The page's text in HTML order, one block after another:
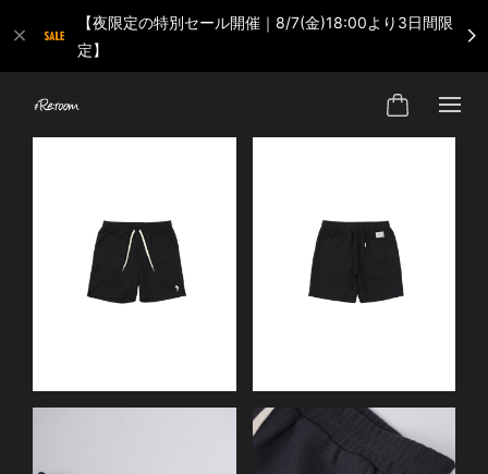
【夜限定の特別セール開催｜8/7(金)18:00より3日間限
定】